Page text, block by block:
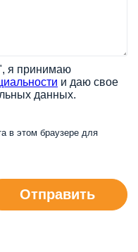
я принимаю
и даю свое
данных.
в этом браузере для
Отправить